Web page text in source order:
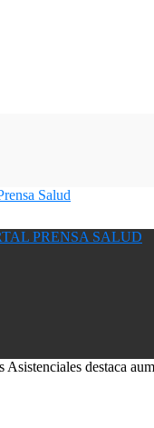
Salud
Asistenciales destaca